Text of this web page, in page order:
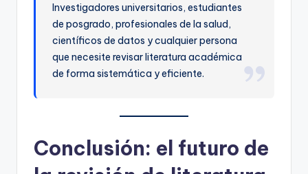
Investigadores universitarios, estudiantes
de posgrado, profesionales de la salud,
científicos de datos y cualquier persona
que necesite revisar literatura académica
de forma sistemática y eficiente.
Conclusión: el futuro de